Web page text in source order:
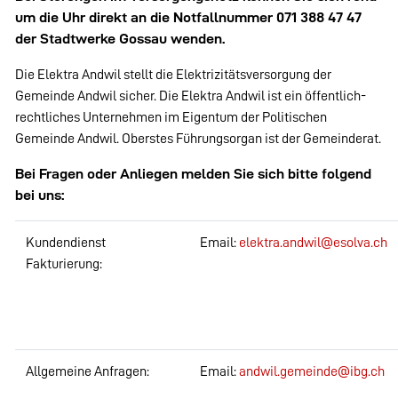
um die Uhr direkt an die Notfallnummer 071 388 47 47
der Stadtwerke Gossau wenden.
Die Elektra Andwil stellt die Elektrizitätsversorgung der
Gemeinde Andwil sicher. Die Elektra Andwil ist ein öffentlich-
rechtliches Unternehmen im Eigentum der Politischen
Gemeinde Andwil. Oberstes Führungsorgan ist der Gemeinderat.
Bei Fragen oder Anliegen melden Sie sich bitte folgend
bei uns:
Kundendienst
Fakturierung:
Email: elektra.andwil@esolva.ch
Allgemeine Anfragen: Email:andwil.gemeinde@ibg.ch
Zugehörige Objekte